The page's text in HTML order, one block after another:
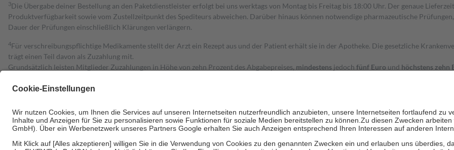
3Die Übergabe deiner Bestellung an den Paketdienstleister erfolgt bei uns werktags von Montag bis Freitag bis 18:00 Uhr. Der genaue
Produktverfügbarkeit sowie vom Zustellzeitpunkt des Spediteurs abweichen. Darüber hinaus können notwendige pharmazeutische
Dauer der Prüfungen einschließlich Klärungen verlängern.
4Für verschreibungspflichtige Medikamente stellt der Arzt ein Rezept aus und der Patient erhält sie in der Apotheke. Die gesetzliche
trägt einen Teil davon als Zuzahlung mit.
Grundsätzlich leisten Mitglieder Zuzahlungen in Höhe von zehn Prozent des Abgabepreises, mindestens jedoch fünf Euro und höchstens zehn
Diese Regeln gelten grundsätzlich auch für Online-Apotheken.
Um das Engagement der Versicherten für ihre eigene Gesundheit zu stärken und die besondere Stellung der Familie zu unterstützen, fallen
• Kindern und Jugendlichen bis zum vollendeten 18. Lebensjahr mit Ausnahme der Fahrkosten
• Untersuchungen zur Vorsorge und Früherkennung, die von der GKV getragen werden
• empfohlenen Schutzimpfungen